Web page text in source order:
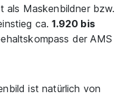
als Maskenbildner bzw.
ca.1.920 bis
der AMS
ist natürlich von